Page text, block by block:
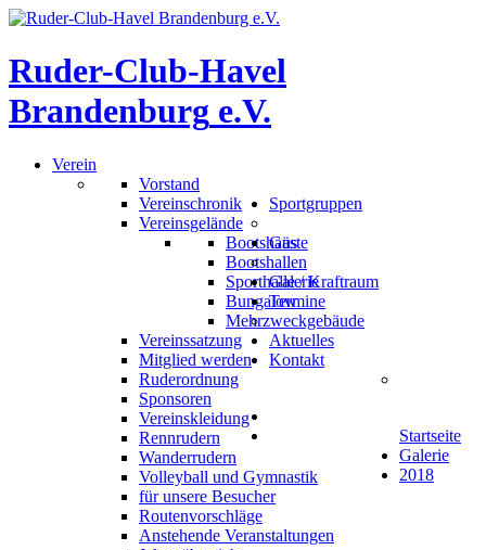
Ruder-Club-Havel
Brandenburg e.V.
Verein
Vorstand
Vereinschronik
Vereinsgelände
Bootshaus
Bootshallen
Sporthalle / Kraftraum
Bungalow
Mehrzweckgebäude
Vereinssatzung
Mitglied werden
Ruderordnung
Sponsoren
Vereinskleidung
Sportgruppen
Rennrudern
Wanderrudern
Volleyball und Gymnastik
Gäste
für unsere Besucher
Routenvorschläge
Galerie
Termine
Anstehende Veranstaltungen
Aktuelles
Kontakt
Startseite
Galerie
2018